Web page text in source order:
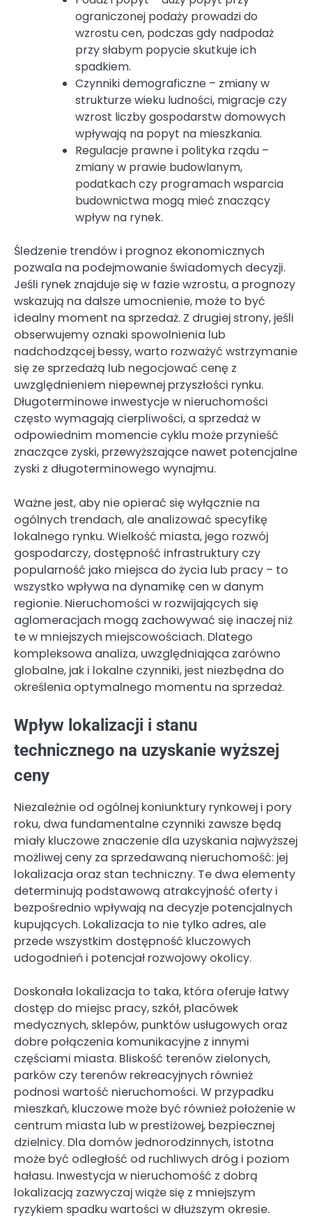
ograniczonej podaży prowadzi do
wzrostu cen, podczas gdy nadpodaż
przy słabym popycie skutkuje ich
spadkiem.
Czynniki demograficzne – zmiany w
strukturze wieku ludności, migracje czy
wzrost liczby gospodarstw domowych
wpływają na popyt na mieszkania.
Regulacje prawne i polityka rządu –
zmiany w prawie budowlanym,
podatkach czy programach wsparcia
budownictwa mogą mieć znaczący
wpływ na rynek.
Śledzenie trendów i prognoz ekonomicznych
pozwala na podejmowanie świadomych decyzji.
Jeśli rynek znajduje się w fazie wzrostu, a prognozy
wskazują na dalsze umocnienie, może to być
idealny moment na sprzedaż. Z drugiej strony, jeśli
obserwujemy oznaki spowolnienia lub
nadchodzącej bessy, warto rozważyć wstrzymanie
się ze sprzedażą lub negocjować cenę z
uwzględnieniem niepewnej przyszłości rynku.
Długoterminowe inwestycje w nieruchomości
często wymagają cierpliwości, a sprzedaż w
odpowiednim momencie cyklu może przynieść
znaczące zyski, przewyższające nawet potencjalne
zyski z długoterminowego wynajmu.
Ważne jest, aby nie opierać się wyłącznie na
ogólnych trendach, ale analizować specyfikę
lokalnego rynku. Wielkość miasta, jego rozwój
gospodarczy, dostępność infrastruktury czy
popularność jako miejsca do życia lub pracy – to
wszystko wpływa na dynamikę cen w danym
regionie. Nieruchomości w rozwijających się
aglomeracjach mogą zachowywać się inaczej niż
te w mniejszych miejscowościach. Dlatego
kompleksowa analiza, uwzględniająca zarówno
globalne, jak i lokalne czynniki, jest niezbędna do
określenia optymalnego momentu na sprzedaż.
Wpływ lokalizacji i stanu
technicznego na uzyskanie wyższej
ceny
Niezależnie od ogólnej koniunktury rynkowej i pory
roku, dwa fundamentalne czynniki zawsze będą
miały kluczowe znaczenie dla uzyskania najwyższej
możliwej ceny za sprzedawaną nieruchomość: jej
lokalizacja oraz stan techniczny. Te dwa elementy
determinują podstawową atrakcyjność oferty i
bezpośrednio wpływają na decyzje potencjalnych
kupujących. Lokalizacja to nie tylko adres, ale
przede wszystkim dostępność kluczowych
udogodnień i potencjał rozwojowy okolicy.
Doskonała lokalizacja to taka, która oferuje łatwy
dostęp do miejsc pracy, szkół, placówek
medycznych, sklepów, punktów usługowych oraz
dobre połączenia komunikacyjne z innymi
częściami miasta. Bliskość terenów zielonych,
parków czy terenów rekreacyjnych również
podnosi wartość nieruchomości. W przypadku
mieszkań, kluczowe może być również położenie w
centrum miasta lub w prestiżowej, bezpiecznej
dzielnicy. Dla domów jednorodzinnych, istotna
może być odległość od ruchliwych dróg i poziom
hałasu. Inwestycja w nieruchomość z dobrą
lokalizacją zazwyczaj wiąże się z mniejszym
ryzykiem spadku wartości w dłuższym okresie.